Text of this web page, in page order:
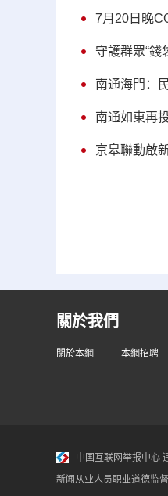
7月20日晚
守護群眾“錢
南通海門：
南通如東再
京皋聯動啟
關於我們
關於本網 本網招聘
中国互联网举报中心
新闻从业人员职业道德监